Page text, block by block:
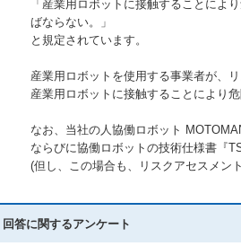
「産業用ロボットに接触することによ
ばならない。」
と規定されています。
産業用ロボットを使用する事業者が、
産業用ロボットに接触することにより
なお、当社の人協働ロボット
ならびに協働ロボットの技術仕様書『
(但し、この場合も、リスクアセスメン
回答に関するアンケート